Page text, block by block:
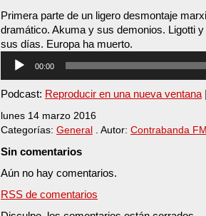
Primera parte de un ligero desmontaje
dramático. Akuma y sus demonios. Ligotti
sus días. Europa ha muerto.
Reproductor
audio
00:00
Podcast: Reproducir en una nueva ventana
lunes 14 marzo 2016
Categorías: General . Autor: Contrabanda
Sin comentarios
Aún no hay comentarios.
RSS de comentarios